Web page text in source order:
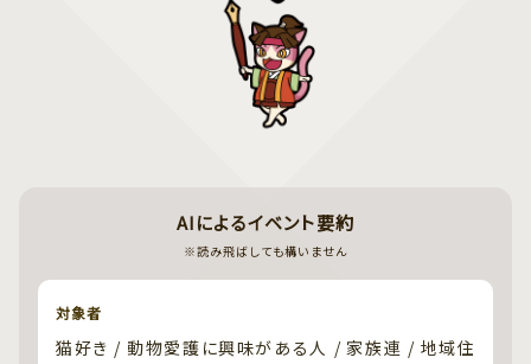
AIによるイベント要約
※読み飛ばしても構いません
対象者
猫好き / 動物愛護に興味がある人 / 家族連 / 地域住